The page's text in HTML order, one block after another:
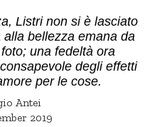
Listri non si è lasciato
bellezza emana da
una fedeltà ora
degli effetti
per le cose.
Antei
2019